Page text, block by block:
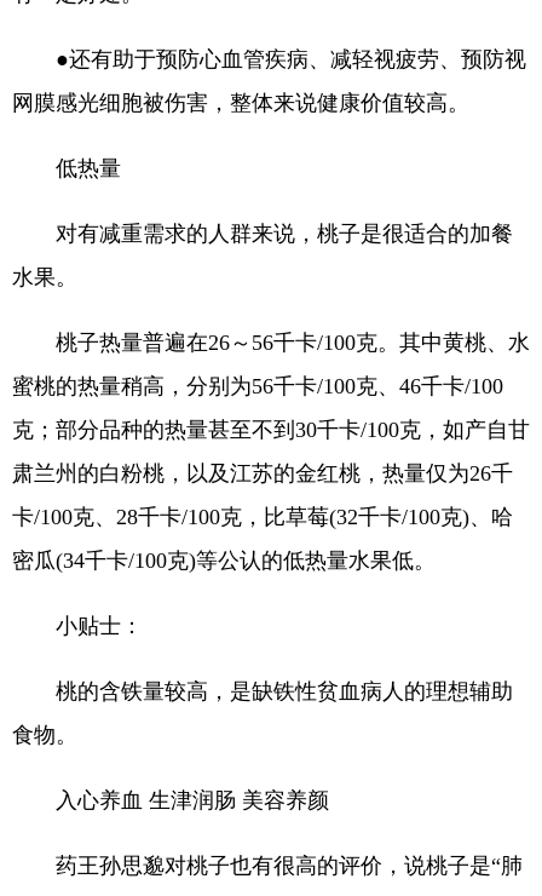
●还有助于预防心血管疾病、减轻视疲劳、预防视
网膜感光细胞被伤害，整体来说健康价值较高。
低热量
对有减重需求的人群来说，桃子是很适合的加餐
水果。
桃子热量普遍在26～56千卡/100克。其中黄桃、水
蜜桃的热量稍高，分别为56千卡/100克、46千卡/100
克；部分品种的热量甚至不到30千卡/100克，如产自甘
肃兰州的白粉桃，以及江苏的金红桃，热量仅为26千
卡/100克、28千卡/100克，比草莓(32千卡/100克)、哈
密瓜(34千卡/100克)等公认的低热量水果低。
小贴士：
桃的含铁量较高，是缺铁性贫血病人的理想辅助
食物。
入心养血 生津润肠 美容养颜
药王孙思邈对桃子也有很高的评价，说桃子是“肺